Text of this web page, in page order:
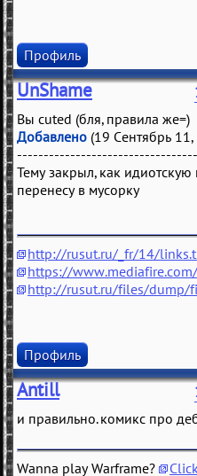
Профиль
UnShame
Вы cuted (бля, правила же=)
Добавлено (19 Сентябрь
Тему закрыл, как
перенесу в мусорку
http://rusut.ru/_fr/14/
https://
http://rusut.ru/files/dump/
Профиль
Antill
и правильно. комикс про
Wanna play Warframe?